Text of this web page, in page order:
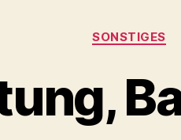
SONSTIGES